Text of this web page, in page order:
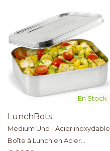
En Stock
LunchBots
Medium Uno - Acier inoxydable
Boîte à Lunch en Acier